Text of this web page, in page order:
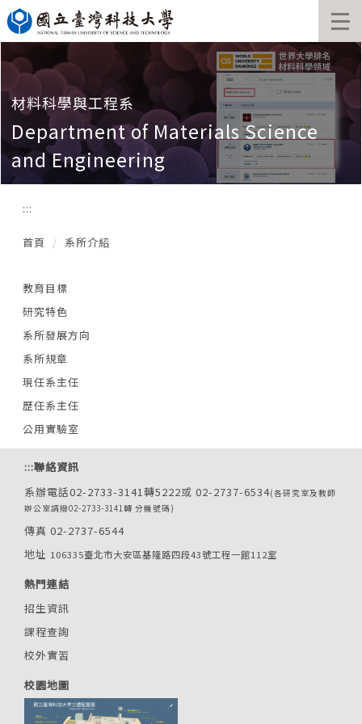
跳
到
主
要
內
容
區
材料科學與工程系
Department of Materials Science
and Engineering
:::
首頁 系所介紹
教育目標
研究特色
系所發展方向
系所規章
現任系主任
歷任系主任
公用實驗室
:::聯絡資訊
系辦電話02-2733-3141轉5222或 02-2737-6534(各研究室及教師
辦公室請撥02-2733-3141轉 分機號碼)
傳真 02-2737-6544
地址 106335臺北市大安區基隆路四段43號工程一館112室
熱門連結
招生資訊
課程查詢
校外實習
校園地圖